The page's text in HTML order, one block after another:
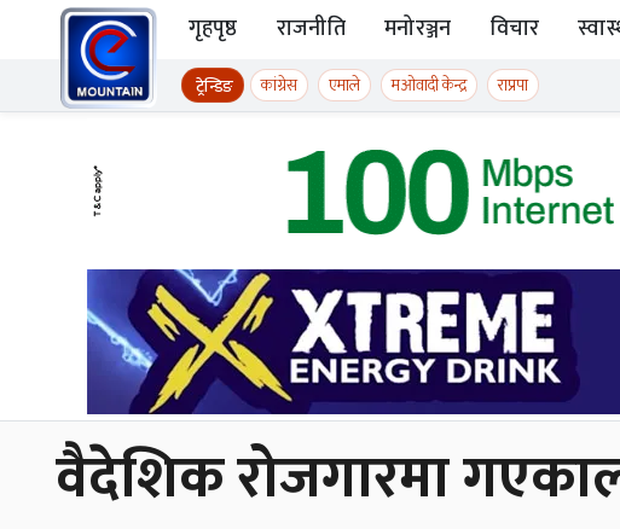
Skip to content
ईमाउण्टेन समाचार
गृहपृष्ठ राजनीति मनोरञ्जन विचार
ट्रेन्डिङ कांग्रेस एमाले मओवादी केन्द्र राप्रपा
वैदेशिक रोजगारमा